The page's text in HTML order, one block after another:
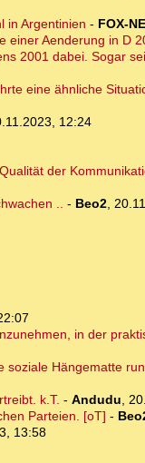
in Argentinien - FOX-
einer Aenderung in D
2001 dabei. Sogar
eine ähnliche
12:24
der
.. - Beo2,
in der
Hängematte
k.T. - Andudu,
Parteien. [oT] -
13:58